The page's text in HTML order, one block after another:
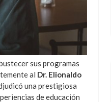
sus programas
al Dr. Elionaldo
una prestigiosa
de educación